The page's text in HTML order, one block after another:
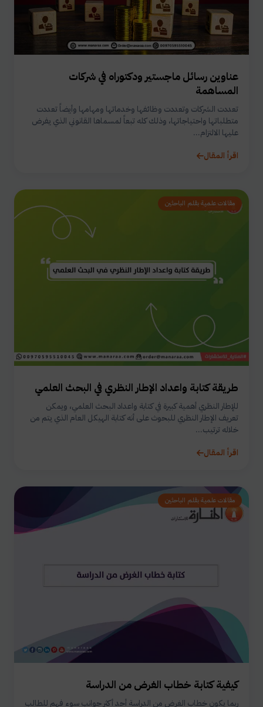
عناوين رسائل ماجستير ودكتوراه في شركات
المساهمة
تعددت الشركات وتعددت وظائفها وخدماتها ومهامها وأيضاً تعددت
متطلباتها واحتياجاتها، وذلك كله تبعاً لمسماها القانوني الذي يفرض
عليها الالتزام...
اقرأ المقال
مقالات علمية بقلم الباحثين
طريقة كتابة واعداد الإطار النظري في البحث العلمي
للإطار النظري أهمية كبيرة في كتابة واعداد البحث العلمي، ويمكن
تعريف الإطار النظري للبحوث على أنه كتابة الهيكل العام الذي يتم من
خلاله ترتيب...
اقرأ المقال
مقالات علمية بقلم الباحثين
كيفية كتابة خطاب الغرض من الدراسة
ربما يكون خطاب الغرض من الدراسة أحد أكثر جوانب سوء فهم للطالب